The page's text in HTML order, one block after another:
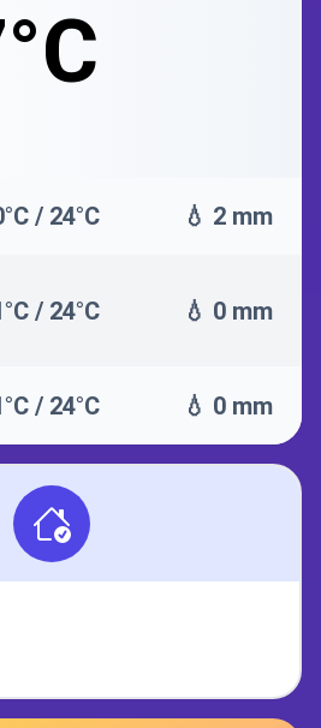
/ 24°C 💧 2 mm
/ 24°C 💧 0 mm
/ 24°C 💧 0 mm